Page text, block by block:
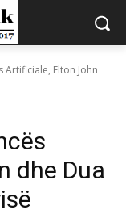
Artificiale, Elton John
dhe Dua